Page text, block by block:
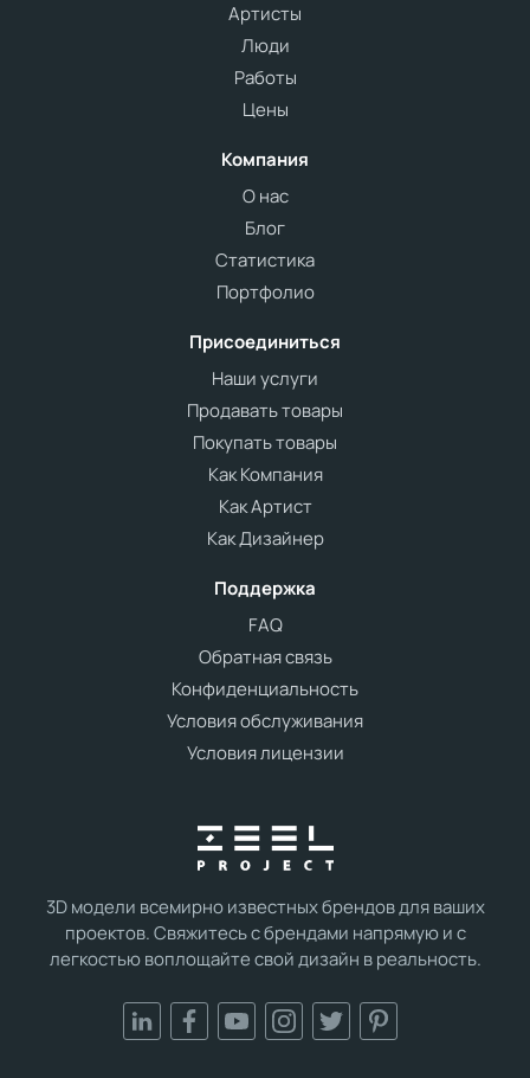
3D модели всемирно известных брендов для ваших
проектов. Свяжитесь с брендами напрямую и с
легкостью воплощайте свой дизайн в реальность.
Артисты
Люди
Работы
Цены
Компания
О нас
Блог
Статистика
Портфолио
Присоединиться
Наши услуги
Продавать товары
Покупать товары
Как Компания
Как Артист
Как Дизайнер
Поддержка
FAQ
Обратная связь
Конфиденциальность
Условия обслуживания
Условия лицензии